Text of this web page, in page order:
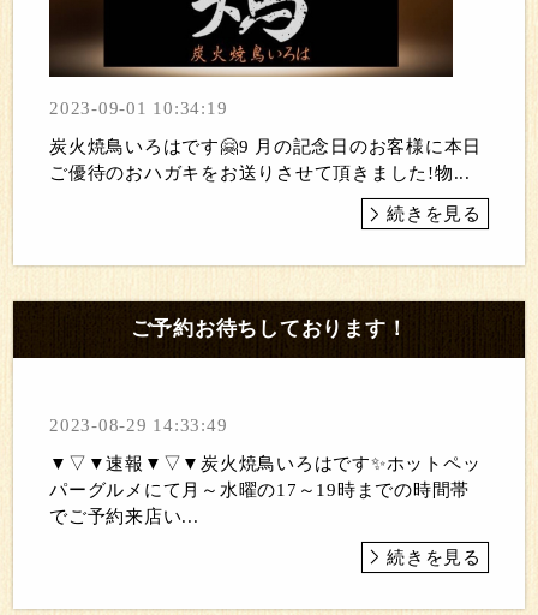
2023-09-01 10:34:19
炭火焼鳥いろはです🤗9 月の記念日のお客様に本日
ご優待のおハガキをお送りさせて頂きました!物...
続きを見る
ご予約お待ちしております！
2023-08-29 14:33:49
▼▽▼速報▼▽▼炭火焼鳥いろはです✨ホットペッ
パーグルメにて月～水曜の17～19時までの時間帯
でご予約来店い...
続きを見る